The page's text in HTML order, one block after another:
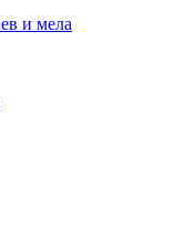
и мела